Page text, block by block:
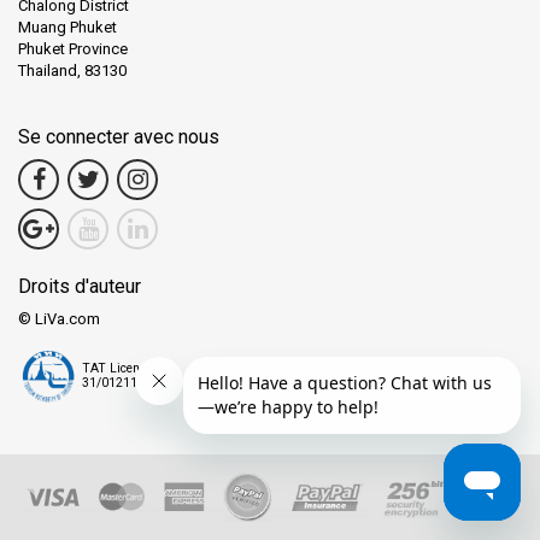
l'environnement pour minimiser notre impact et protéger ces
trésors naturels pour les générations futures.
confiance, nous promettons des voyages sûrs, fiables et
mémorables vers les îles pittoresques de la Thaïlande. Réservez
vos billets dès maintenant. Laissez le Bateau Express Songserm
être votre passerelle vers des expériences insulaires
extraordinaires à Koh Samui, Koh Phangan et Koh Tao.
Chalong District
Muang Phuket
Phuket Province
Thailand, 83130
Se connecter avec nous
Droits d'auteur
© LiVa.com
TAT License
31/01211